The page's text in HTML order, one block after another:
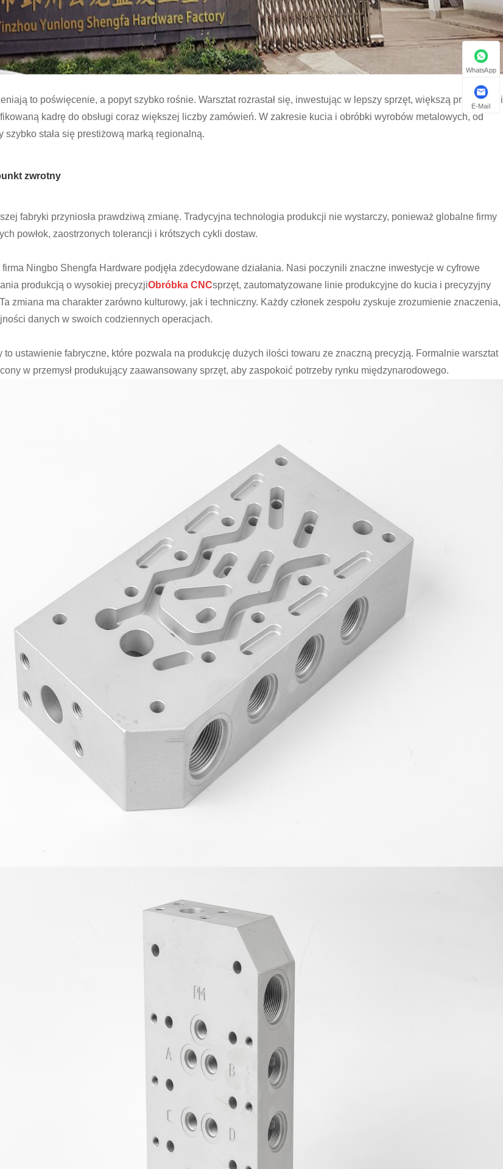
to poświęcenie, a popyt szybko rośnie. Warsztat rozrastał się, inwestując w lepszy sprzęt, większą przestrzeń i
kadrę do obsługi coraz większej liczby zamówień. W zakresie kucia i obróbki wyrobów metalowych, od
szybko stała się prestiżową marką regionalną.
zwrotny
fabryki przyniosła prawdziwą zmianę. Tradycyjna technologia produkcji nie wystarczy, ponieważ globalne firmy
powłok, zaostrzonych tolerancji i krótszych cykli dostaw.
Ningbo Shengfa Hardware podjęła zdecydowane działania. Nasi poczynili znaczne inwestycje w cyfrowe
produkcją o wysokiej precyzjiObróbka CNCsprzęt, zautomatyzowane linie produkcyjne do kucia i precyzyjny
zmiana ma charakter zarówno kulturowy, jak i techniczny. Każdy członek zespołu zyskuje zrozumienie znaczenia,
danych w swoich codziennych operacjach.
to ustawienie fabryczne, które pozwala na produkcję dużych ilości towaru ze znaczną precyzją. Formalnie warsztat
w przemysł produkujący zaawansowany sprzęt, aby zaspokoić potrzeby rynku międzynarodowego.
WhatsApp
E-Mail